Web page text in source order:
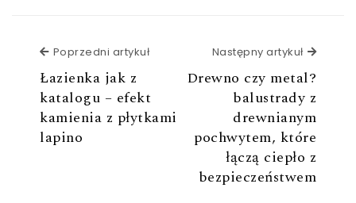
Poprzedni artykuł Poprzedni artykuł
Łazienka jak z
katalogu – efekt
kamienia z płytkami
lapino
Następny artykuł
Drewno czy metal?
balustrady z
drewnianym
pochwytem, które
łączą ciepło z
bezpieczeństwem